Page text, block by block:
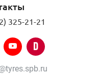
325-21-21